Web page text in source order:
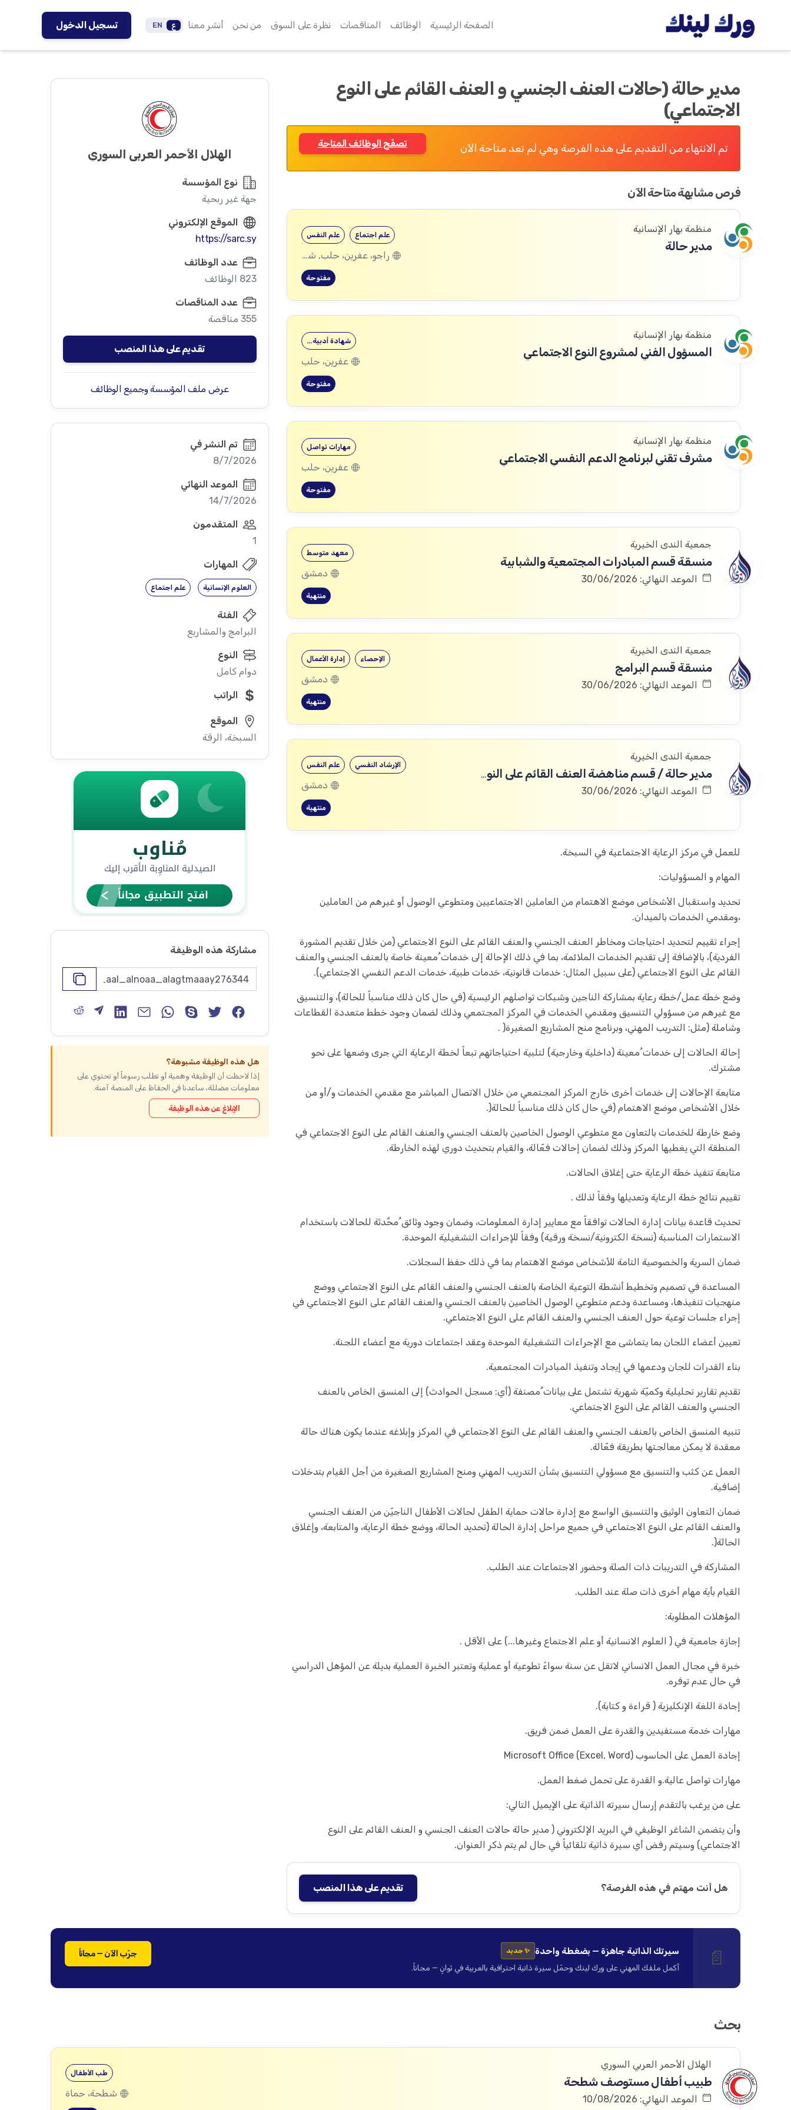
الصفحة الرئيسية الوظائف المناقصات نظرة على السوق من نحن أنشر معنا ع EN تسجيل الدخول
مدير حالة (حالات العنف الجنسي و العنف القائم على النوع
الاجتماعي)
تم الانتهاء من التقديم على هذه الفرصة وهي لم تعد متاحة الآن تصفّح الوظائف المتاحة
فرص مشابهة متاحة الآن
منظمة بهار الإنسانية
مدير حالة
علم النفس علم اجتماع
راجو، عفرين، حلب, شيخ الحديد، حلب
مفتوحة
منظمة بهار الإنسانية
المسؤول الفني لمشروع النوع الاجتماعي
شهادة أدبية…
عفرين، حلب
مفتوحة
منظمة بهار الإنسانية
مشرف تقني لبرنامج الدعم النفسي الاجتماعي
مهارات تواصل
عفرين، حلب
مفتوحة
جمعية الندى الخيرية
منسقة قسم المبادرات المجتمعية والشبابية
الموعد النهائي: 30/06/2026
معهد متوسط
دمشق
منتهية
جمعية الندى الخيرية
منسقة قسم البرامج
الموعد النهائي: 30/06/2026
إدارة الأعمال الإحصاء
دمشق
منتهية
جمعية الندى الخيرية
مدير حالة / قسم مناهضة العنف القائم على النوع الاجتماعي
الموعد النهائي: 30/06/2026
علم النفس الإرشاد النفسي
دمشق
منتهية
للعمل في مركز الرعاية الاجتماعية في السبخة.
المهام و المسؤوليات:
تحديد واستقبال الأشخاص موضع الاهتمام من العاملين الاجتماعيين ومتطوعي الوصول أو غيرهم من العاملين
،ومقدمي الخدمات بالميدان.
إجراء تقييم لتحديد احتياجات ومخاطر العنف الجنسي والعنف القائم على النوع الاجتماعي (من خلال تقديم المشورة
الفردية)، بالإضافة إلى تقديم الخدمات الملائمة، بما في ذلك الإحالة إلى خدمات ُمعينة خاصة بالعنف الجنسي والعنف
القائم على النوع الاجتماعي (على سبيل المثال: خدمات قانونية، خدمات طبية، خدمات الدعم النفسي الاجتماعي).
وضع خطة عمل/خطة رعاية بمشاركة الناجين وشبكات تواصلهم الرئيسية (في حال كان ذلك مناسباً للحالة)، والتنسيق
مع غيرهم من مسؤولي التنسيق ومقدمي الخدمات في المركز المجتمعي وذلك لضمان وجود خطط متعددة القطاعات
وشاملة (مثل: التدريب المهني، وبرنامج منح المشاريع الصغيرة( .
إحالة الحالات إلى خدمات ُمعينة (داخلية وخارجية) لتلبية احتياجاتهم تبعاً لخطة الرعاية التي جرى وضعها على نحو
مشترك.
متابعة الإحالات إلى خدمات أخرى خارج المركز المجتمعي من خلال الاتصال المباشر مع مقدمي الخدمات و/أو من
خلال الأشخاص موضع الاهتمام (في حال كان ذلك مناسباً للحالة(.
وضع خارطة للخدمات بالتعاون مع متطوعي الوصول الخاصين بالعنف الجنسي والعنف القائم على النوع الاجتماعي في
المنطقة التي يغطيها المركز وذلك لضمان إحالات فعّالة، والقيام بتحديث دوري لهذه الخارطة.
متابعة تنفيذ خطة الرعاية حتى إغلاق الحالات.
تقييم نتائج خطة الرعاية وتعديلها وفقاً لذلك .
تحديث قاعدة بيانات إدارة الحالات توافقاً مع معايير إدارة المعلومات، وضمان وجود وثائق ُمحَّدثة للحالات باستخدام
الاستمارات المناسبة (نسخة الكترونية/نسخة ورقية) وفقاً للإجراءات التشغيلية الموحدة.
ضمان السرية والخصوصية التامة للأشخاص موضع الاهتمام بما في ذلك حفظ السجلات.
المساعدة في تصميم وتخطيط أنشطة التوعية الخاصة بالعنف الجنسي والعنف القائم على النوع الاجتماعي ووضع
منهجيات تنفيذها، ومساعدة ودعم متطوعي الوصول الخاصين بالعنف الجنسي والعنف القائم علی النوع الاجتماعي في
إجراء جلسات توعية حول العنف الجنسي والعنف القائم علی النوع الاجتماعي.
تعيين أعضاء اللجان بما يتماشى مع الإجراءات التشغيلية الموحدة وعقد اجتماعات دورية مع أعضاء اللجنة.
بناء القدرات للجان ودعمها في إيجاد وتنفيذ المبادرات المجتمعية.
تقديم تقارير تحليلية وكميّة شهرية تشتمل على بيانات ُمصنفة (أي: مسجل الحوادث) إلى المنسق الخاص بالعنف
الجنسي والعنف القائم على النوع الاجتماعي.
تنبيه المنسق الخاص بالعنف الجنسي والعنف القائم على النوع الاجتماعي في المركز وإبلاغه عندما يكون هناك حالة
معقدة لا يمكن معالجتها بطريقة فعّالة.
العمل عن كثب والتنسيق مع مسؤولي التنسيق بشأن التدريب المهني ومنح المشاريع الصغيرة من أجل القيام بتدخلات
إضافية.
ضمان التعاون الوثيق والتنسيق الواسع مع إدارة حالات حماية الطفل لحالات الأطفال الناجيّن من العنف الجنسي
والعنف القائم على النوع الاجتماعي في جميع مراحل إدارة الحالة (تحديد الحالة، ووضع خطة الرعاية، والمتابعة، وإغلاق
الحالة(.
المشاركة في التدريبات ذات الصلة وحضور الاجتماعات عند الطلب.
القيام بأية مهام أخرى ذات صلة عند الطلب.
المؤهلات المطلوبة:
إجازة جامعية في ( العلوم الانسانية أو علم الاجتماع وغيرها...) على الأقل .
خبرة في مجال العمل الانساني لاتقل عن سنة سواءً تطوعية أو عملية وتعتبر الخبرة العملية بديلة عن المؤهل الدراسي
في حال عدم توفره.
إجادة اللغة الإنكليزية ( قراءة و كتابة).
مهارات خدمة مستفيدين والقدرة على العمل ضمن فريق.
إجادة العمل على الحاسوب Microsoft Office (Excel, Word)
مهارات تواصل عالية.و القدرة على تحمل ضغط العمل.
على من يرغب بالتقدم إرسال سيرته الذاتية على الإيميل التالي:
وأن يتضمن الشاغر الوظيفي في البريد الإلكتروني ( مدير حالة حالات العنف الجنسي و العنف القائم على النوع
الاجتماعي) وسيتم رفض أي سيرة ذاتية تلقائياً في حال لم يتم ذكر العنوان.
هل أنت مهتم في هذه الفرصة؟ تقديم على هذا المنصب
الهلال الأحمر العربي السوري
نوع المؤسسة
جهة غير ربحية
الموقع الإلكتروني
https://sarc.sy
عدد الوظائف
823 الوظائف
عدد المناقصات
355 مناقصة
تقديم على هذا المنصب
عرض ملف المؤسسة وجميع الوظائف
تم النشر في
8/7/2026
الموعد النهائي
14/7/2026
المتقدمون
1
المهارات
العلوم الإنسانية علم اجتماع
الفئة
البرامج والمشاريع
النوع
دوام كامل
الراتب
الموقع
السبخة، الرقة
مشاركة هذه الوظيفة
هل هذه الوظيفة مشبوهة؟
إذا لاحظت أن الوظيفة وهمية أو تطلب رسوماً أو تحتوي على
معلومات مضللة، ساعدنا في الحفاظ على المنصة آمنة.
الإبلاغ عن هذه الوظيفة
📄 سيرتك الذاتية جاهزة — بضغطة واحدة ✨ جديد
أكمل ملفك المهني على ورك لينك وحمّل سيرة ذاتية احترافية بالعربية في ثوانٍ — مجاناً.
جرّب الآن — مجاناً
بحث
الهلال الأحمر العربي السوري
طبيب أطفال مستوصف شطحة
الموعد النهائي: 10/08/2026
طب الأطفال
شطحة، حماة